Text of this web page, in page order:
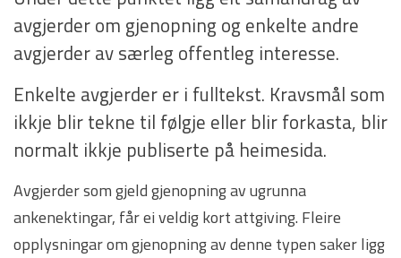
avgjerder om gjenopning og enkelte andre
avgjerder av særleg offentleg interesse.
Enkelte avgjerder er i fulltekst. Kravsmål som
ikkje blir tekne til følgje eller blir forkasta, blir
normalt ikkje publiserte på heimesida.
Avgjerder som gjeld gjenopning av ugrunna
ankenektingar, får ei veldig kort attgiving. Fleire
opplysningar om gjenopning av denne typen saker ligg